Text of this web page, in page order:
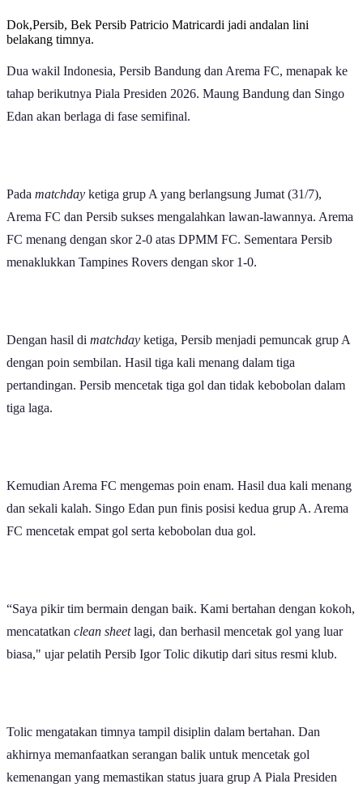
Dok,Persib, Bek Persib Patricio Matricardi jadi andalan lini
belakang timnya.
Dua wakil Indonesia, Persib Bandung dan Arema FC, menapak ke
tahap berikutnya Piala Presiden 2026. Maung Bandung dan Singo
Edan akan berlaga di fase semifinal.
Pada matchday ketiga grup A yang berlangsung Jumat (31/7),
Arema FC dan Persib sukses mengalahkan lawan-lawannya. Arema
FC menang dengan skor 2-0 atas DPMM FC. Sementara Persib
menaklukkan Tampines Rovers dengan skor 1-0.
Dengan hasil di matchday ketiga, Persib menjadi pemuncak grup A
dengan poin sembilan. Hasil tiga kali menang dalam tiga
pertandingan. Persib mencetak tiga gol dan tidak kebobolan dalam
tiga laga.
Kemudian Arema FC mengemas poin enam. Hasil dua kali menang
dan sekali kalah. Singo Edan pun finis posisi kedua grup A. Arema
FC mencetak empat gol serta kebobolan dua gol.
“Saya pikir tim bermain dengan baik. Kami bertahan dengan kokoh,
mencatatkan clean sheetlagi, dan berhasil mencetak gol yang luar
biasa," ujar pelatih Persib Igor Tolic dikutip dari situs resmi klub.
Tolic mengatakan timnya tampil disiplin dalam bertahan. Dan
akhirnya memanfaatkan serangan balik untuk mencetak gol
kemenangan yang memastikan status juara grup A Piala Presiden